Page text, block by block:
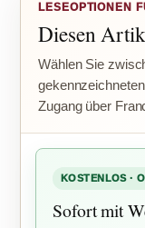
LESEOPTIONEN
Diesen
Wählen Sie
Zugang über
KOSTENLOS ·
Sofort mit